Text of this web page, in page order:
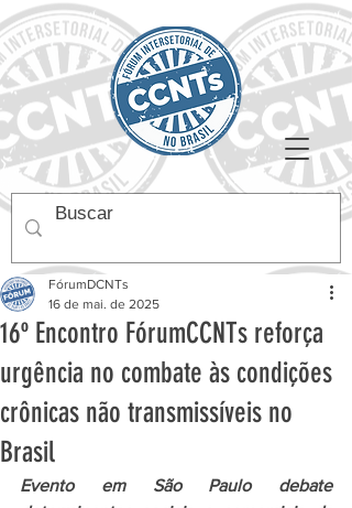
16º Encontro FórumCCNTs reforça
urgência no combate às condições
crônicas não transmissíveis no
Brasil
FórumDCNTs
16 de mai. de 2025
Evento em São Paulo debate